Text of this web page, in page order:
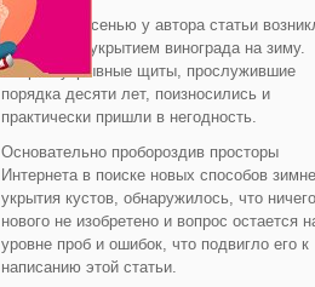
Нынешней осенью у автора статьи
проблема с укрытием винограда на зиму.
Старые укрывные щиты, прослужившие
порядка десяти лет, поизносились и
практически пришли в негодность.
Основательно пробороздив просторы
Интернета в поиске новых способов
укрытия кустов, обнаружилось, что
нового не изобретено и вопрос остается
уровне проб и ошибок, что подвигло его к
написанию этой статьи.